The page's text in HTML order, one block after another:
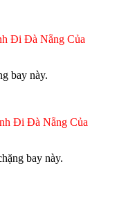
Đi Đà Nẵng Của
bay này.
Đi Đà Nẵng Của
bay này.